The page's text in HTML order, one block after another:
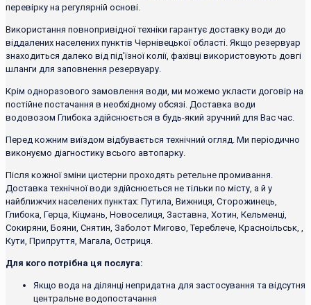
перевірку на регулярній основі.
Використання повнопривідної техніки гарантує доставку води до
віддалених населених пунктів Чернівецької області. Якщо резервуар
знаходиться далеко від під'їзної колії, фахівці використовують довгі
шланги для заповнення резервуару.
Крім одноразового замовлення води, ми можемо укласти договір на
постійне постачання в необхідному обсязі. Доставка води
водовозом Глибока здійснюється в будь-який зручний для Вас час.
Перед кожним виїздом відбувається технічний огляд. Ми періодично
виконуємо діагностику всього автопарку.
Після кожної зміни цистерни проходять ретельне промивання.
Доставка технічної води здійснюється не тільки по місту, а й у
найближчих населених пунктах: Путила, Вижниця, Сторожинець,
Глибока, Герца, Кіцмань, Новоселиця, Заставна, Хотин, Кельменці,
Сокиряни, Бояни, Снятин, Заболот Мигово, Тереблече, Красноільськ, ,
Кути, Припруття, Магала, Остриця.
Для кого потрібна ця послуга:
Якщо вода на ділянці непридатна для застосування та відсутня
центральне водопостачання